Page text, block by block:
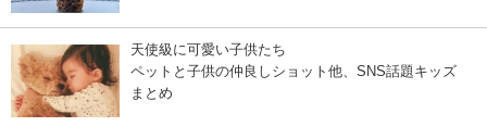
天使級に可愛い子供たち
ペットと子供の仲良しショット他、SNS話題キッズ
まとめ